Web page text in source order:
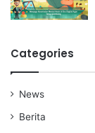
Categories
News
Berita